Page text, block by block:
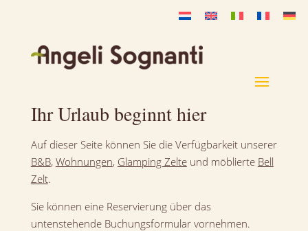
Ihr Urlaub beginnt hier
Auf dieser Seite können Sie die Verfügbarkeit unserer
B&B, Wohnungen, Glamping Zelteund möblierte Bell
Zelt.
Sie können eine Reservierung über das
untenstehende Buchungsformular vornehmen.